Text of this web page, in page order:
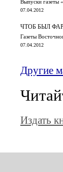
Выпуски газеты
07.04.2012
ЧТОБ БЫЛ
Газеты
07.04.2012
Другие
Издать